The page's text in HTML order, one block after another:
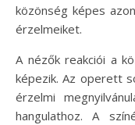
közönség képes
érzelmeiket.
A nézők reakciói a
képezik. Az operett
érzelmi
hangulathoz. A